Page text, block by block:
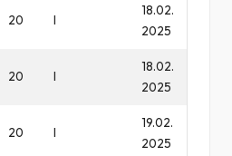
20 I
18.02.
2025
20 I
18.02.
2025
20 I
19.02.
2025